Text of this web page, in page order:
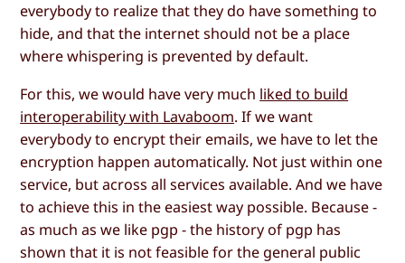
everybody to realize that they do have something to
hide, and that the internet should not be a place
where whispering is prevented by default.
For this, we would have very much liked to build
interoperability with Lavaboom. If we want
everybody to encrypt their emails, we have to let the
encryption happen automatically. Not just within one
service, but across all services available. And we have
to achieve this in the easiest way possible. Because -
as much as we like pgp - the history of pgp has
shown that it is not feasible for the general public